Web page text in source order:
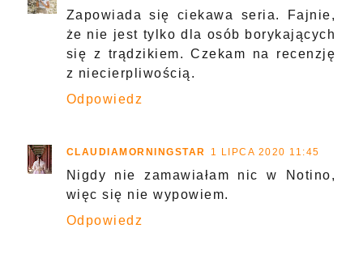
Zapowiada się ciekawa seria. Fajnie,
że nie jest tylko dla osób borykających
się z trądzikiem. Czekam na recenzję
z niecierpliwością.
Odpowiedz
CLAUDIAMORNINGSTAR 1 LIPCA 2020 11:45
Nigdy nie zamawiałam nic w Notino,
więc się nie wypowiem.
Odpowiedz